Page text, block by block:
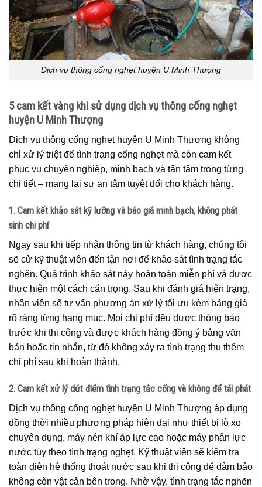
Dịch vụ thông cống nghẹt huyện U Minh Thượng
5 cam kết vàng khi sử dụng dịch vụ thông cống nghẹt
huyện U Minh Thượng
Dịch vụ thông cống nghẹt huyện U Minh Thượng không
chỉ xử lý triệt để tình trạng cống nghẹt mà còn cam kết
phục vụ chuyên nghiệp, minh bạch và tận tâm trong từng
chi tiết – mang lại sự an tâm tuyệt đối cho khách hàng.
1. Cam kết khảo sát kỹ lưỡng và báo giá minh bạch, không phát
sinh chi phí
Ngay sau khi tiếp nhận thông tin từ khách hàng, chúng tôi
sẽ cử kỹ thuật viên đến tận nơi để khảo sát tình trạng tắc
nghẽn. Quá trình khảo sát này hoàn toàn miễn phí và được
thực hiện một cách cẩn trọng. Sau khi đánh giá hiện trạng,
nhân viên sẽ tư vấn phương án xử lý tối ưu kèm bảng giá
rõ ràng từng hạng mục. Mọi chi phí đều được thông báo
trước khi thi công và được khách hàng đồng ý bằng văn
bản hoặc tin nhắn, từ đó không xảy ra tình trạng thu thêm
chi phí sau khi hoàn thành.
2. Cam kết xử lý dứt điểm tình trạng tắc cống và không để tái phát
Dịch vụ thông cống nghẹt huyện U Minh Thượng áp dụng
đồng thời nhiều phương pháp hiện đại như thiết bị lò xo
chuyên dụng, máy nén khí áp lực cao hoặc máy phản lực
nước tùy theo tình trạng nghẹt. Kỹ thuật viên sẽ kiểm tra
toàn diện hệ thống thoát nước sau khi thi công để đảm bảo
không còn vật cản bên trong. Nhờ vậy, tình trạng tắc nghẽn